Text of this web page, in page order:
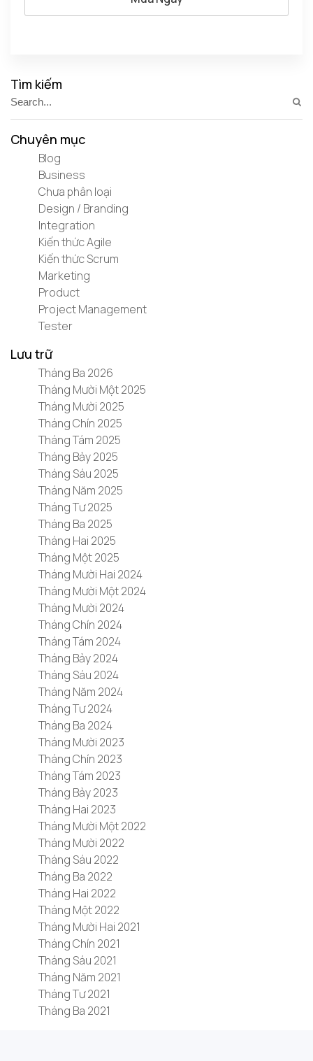
Tìm kiếm
Chuyên mục
Blog
Business
Chưa phân loại
Design / Branding
Integration
Kiến thức Agile
Kiến thức Scrum
Marketing
Product
Project Management
Tester
Lưu trữ
Tháng Ba 2026
Tháng Mười Một 2025
Tháng Mười 2025
Tháng Chín 2025
Tháng Tám 2025
Tháng Bảy 2025
Tháng Sáu 2025
Tháng Năm 2025
Tháng Tư 2025
Tháng Ba 2025
Tháng Hai 2025
Tháng Một 2025
Tháng Mười Hai 2024
Tháng Mười Một 2024
Tháng Mười 2024
Tháng Chín 2024
Tháng Tám 2024
Tháng Bảy 2024
Tháng Sáu 2024
Tháng Năm 2024
Tháng Tư 2024
Tháng Ba 2024
Tháng Mười 2023
Tháng Chín 2023
Tháng Tám 2023
Tháng Bảy 2023
Tháng Hai 2023
Tháng Mười Một 2022
Tháng Mười 2022
Tháng Sáu 2022
Tháng Ba 2022
Tháng Hai 2022
Tháng Một 2022
Tháng Mười Hai 2021
Tháng Chín 2021
Tháng Sáu 2021
Tháng Năm 2021
Tháng Tư 2021
Tháng Ba 2021